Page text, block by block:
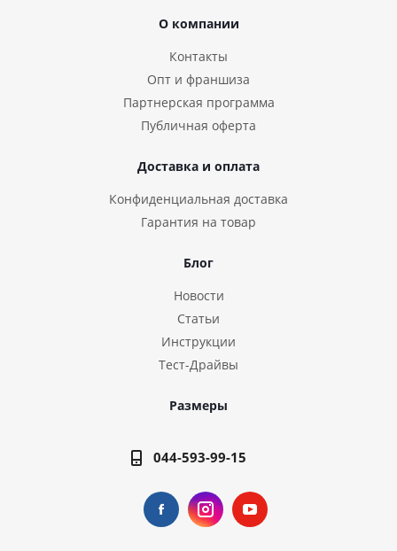
О компании
Контакты
Опт и франшиза
Партнерская программа
Публичная оферта
Доставка и оплата
Конфиденциальная доставка
Гарантия на товар
Блог
Новости
Статьи
Инструкции
Тест-Драйвы
Размеры
044-593-99-15